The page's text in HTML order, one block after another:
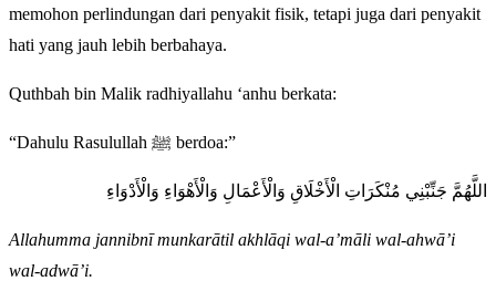
memohon perlindungan dari penyakit fisik, tetapi juga dari penyakit
hati yang jauh lebih berbahaya.
Quthbah bin Malik radhiyallahu ‘anhu berkata:
“Dahulu Rasulullah ﷺ berdoa:”
اللَّهُمَّ جَنِّبْنِي مُنْكَرَاتِ الْأَخْلَاقِ وَالْأَعْمَالِ وَالْأَهْوَاءِ وَالْأَدْوَاءِ
Allahumma jannibnī munkarātil akhlāqi wal-a’māli wal-ahwā’i
wal-adwā’i.